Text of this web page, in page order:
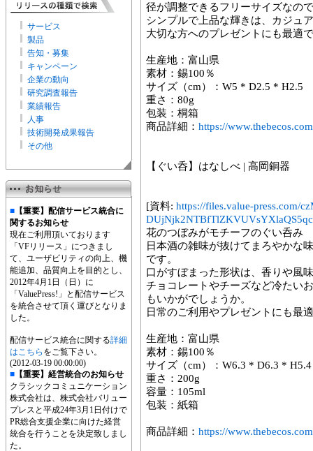
サービス
製品
告知・募集
キャンペーン
企業の動向
研究調査報告
業績報告
人事
技術開発成果報告
その他
■ 【重要】配信サービス統合に
関するお知らせ
現在ご利用頂いております
「VFリリース」につきまし
て、ユーザビリティの向上、機
能追加、品質向上を目的とし、
2012年4月1日（日）に
「ValuePress!」と配信サービス
を統合させて頂く運びとなりま
した。
配信サービス統合に関する詳細
はこちら をご覧下さい。
(2012-03-19 00:00:00)
■ 【重要】経営統合のお知らせ
クラシックコミュニケーション
株式会社は、株式会社バリュー
プレスと平成24年3月1日付けで
PR総合支援企業に向けた経営
統合を行うことを決定致しまし
た。
径が調整できるフリーサイズなの
シンプルで上品な輝きは、カジュ
大切な方へのプレゼントにも最適
生産地：富山県
素材：錫100％
サイズ（cm）：W5 * D2.5 * H2.5
重さ：80g
包装：桐箱
商品詳細： https://
【ぐい呑】はなしべ | 高岡銅器
[資料: https://files.value-press.com/
花のつぼみがモチーフのぐい呑み
日本酒の雑味が抜けてまろやかな
です。
口がすぼまった形状は、香りや風
チョコレートやチーズなど冷たい
もいかがでしょうか。
日常のご利用やプレゼントにも最
生産地：富山県
素材：錫100％
サイズ（cm）：W6.3 * D6.3 * H5.4
重さ：200g
容量：105ml
包装：紙箱
商品詳細： https://